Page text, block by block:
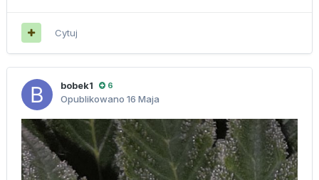
Cytuj
bobek1 6
Opublikowano 16 Maja